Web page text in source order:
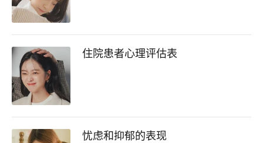
住院患者心理评估表
忧虑和抑郁的表现